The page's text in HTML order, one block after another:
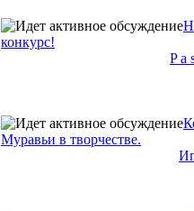
конкурс!
P a
Муравьи в творчестве.